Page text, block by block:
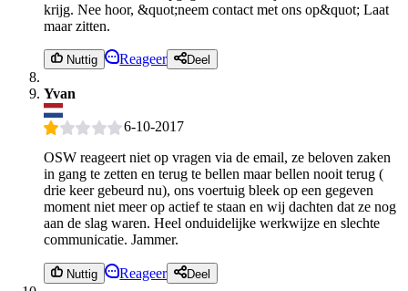
krijg. Nee hoor, &quot;neem contact met ons op&quot; Laat
maar zitten.
Nuttig Reageer Deel
Yvan
6-10-2017
OSW reageert niet op vragen via de email, ze beloven zaken
in gang te zetten en terug te bellen maar bellen nooit terug (
drie keer gebeurd nu), ons voertuig bleek op een gegeven
moment niet meer op actief te staan en wij dachten dat ze nog
aan de slag waren. Heel onduidelijke werkwijze en slechte
communicatie. Jammer.
Nuttig Reageer Deel